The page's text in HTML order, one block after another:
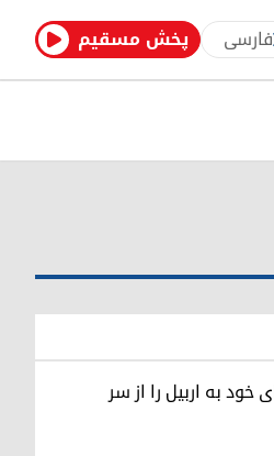
پخش مسقیم فارسی
خود به اربیل را از سر